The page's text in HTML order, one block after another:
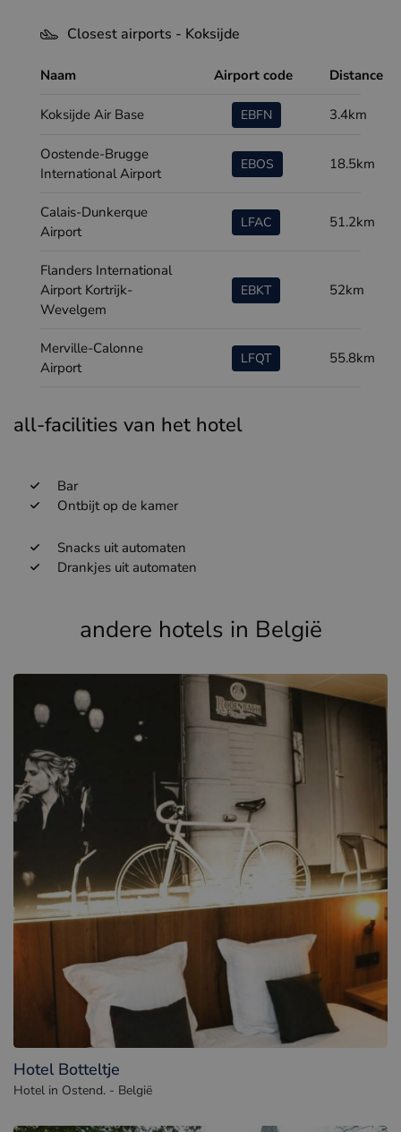
Closest airports - Koksijde
Naam Airport code Distance
Koksijde Air Base EBFN 3.4km
Oostende-Brugge
International Airport
EBOS 18.5km
Calais-Dunkerque
Airport
LFAC 51.2km
Flanders International
Airport Kortrijk-
Wevelgem
EBKT 52km
Merville-Calonne
Airport
LFQT 55.8km
all-facilities van het hotel
Bar
Ontbijt op de kamer
Snacks uit automaten
Drankjes uit automaten
andere hotels in België
Hotel Botteltje
Hotel in Ostend. - België